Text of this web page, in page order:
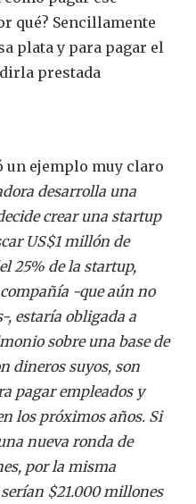
qué? Sencillamente
plata y para pagar el
prestada
un ejemplo muy claro
desarrolla una
crear una startup
US$1 millón de
25% de la startup,
-que aún no
estaría obligada a
sobre una base de
dineros suyos, son
pagar empleados y
los próximos años. Si
nueva ronda de
por la misma
$21.000 millones